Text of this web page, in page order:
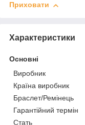
Приховати
Характеристики
Основні
Виробник
Країна виробник
Браслет/Ремінець
Гарантійний термін
Стать